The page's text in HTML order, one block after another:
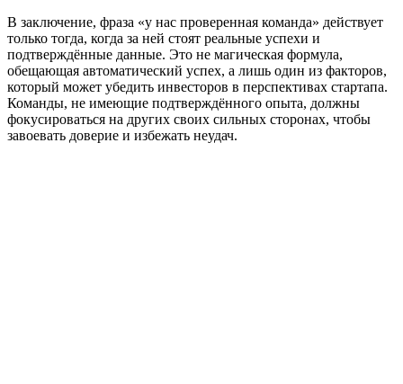
В заключение, фраза «у нас проверенная команда» действует
только тогда, когда за ней стоят реальные успехи и
подтверждённые данные. Это не магическая формула,
обещающая автоматический успех, а лишь один из факторов,
который может убедить инвесторов в перспективах стартапа.
Команды, не имеющие подтверждённого опыта, должны
фокусироваться на других своих сильных сторонах, чтобы
завоевать доверие и избежать неудач.